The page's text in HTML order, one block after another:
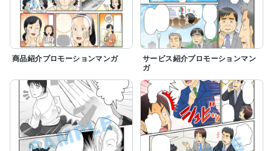
商品紹介プロモーションマンガ
サービス紹介プロモーションマン
ガ